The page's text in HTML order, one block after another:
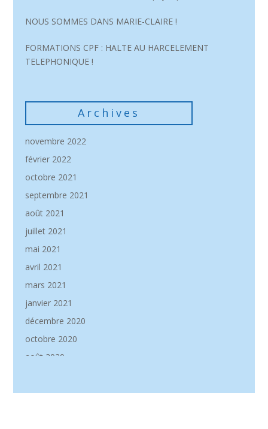
NOUS SOMMES DANS MARIE-CLAIRE !
FORMATIONS CPF : HALTE AU HARCELEMENT
TELEPHONIQUE !
Archives
novembre 2022
février 2022
octobre 2021
septembre 2021
août 2021
juillet 2021
mai 2021
avril 2021
mars 2021
janvier 2021
décembre 2020
octobre 2020
août 2020
janvier 2020